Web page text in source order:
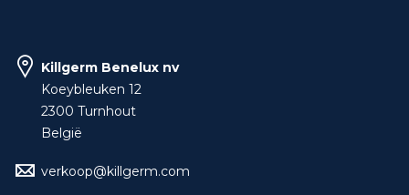
Killgerm Benelux nv
Koeybleuken 12
2300 Turnhout
België
verkoop@killgerm.com